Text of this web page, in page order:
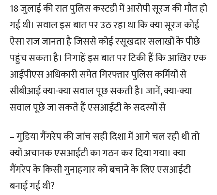
18 जुलाई की रात पुलिस कस्टडी में आरोपी सूरज की मौत हो
गई थी। सवाल इस बात पर उठ रहा था कि क्या सूरज कोई
ऐसा राज जानता है जिससे कोई रसूखदार सलाखों के पीछे
पहुंच सकता है। निगाहें इस बात पर टिकी हैं कि आखिर एक
आईपीएस अधिकारी समेत गिरफ्तार पुलिस कर्मियों से
सीबीआई क्या-क्या सवाल पूछ सकती है। जानें, क्या-क्या
सवाल पूछे जा सकते हैं एसआईटी के सदस्यों से
– गुडिया गैंगरेप की जांच सही दिशा में आगे चल रही थी तो
क्यों अचानक एसआईटी का गठन कर दिया गया। क्या
गैंगरेप के किसी गुनाहगार को बचाने के लिए एसआईटी
बनाई गई थी?